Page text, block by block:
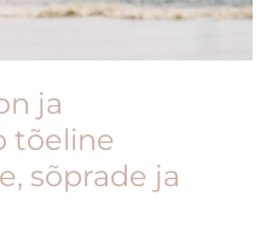
ja
tõeline
sõprade ja